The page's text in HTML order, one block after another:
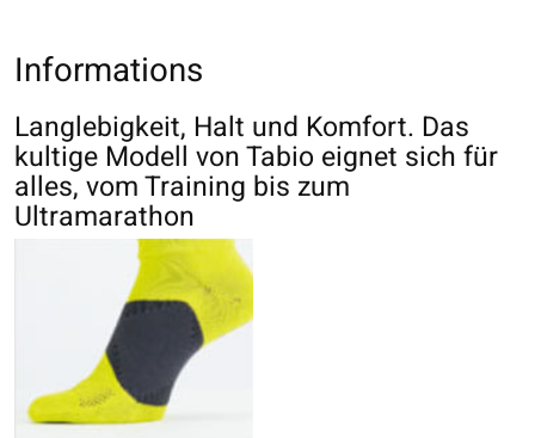
Informations
Langlebigkeit, Halt und Komfort. Das
kultige Modell von Tabio eignet sich für
alles, vom Training bis zum
Ultramarathon